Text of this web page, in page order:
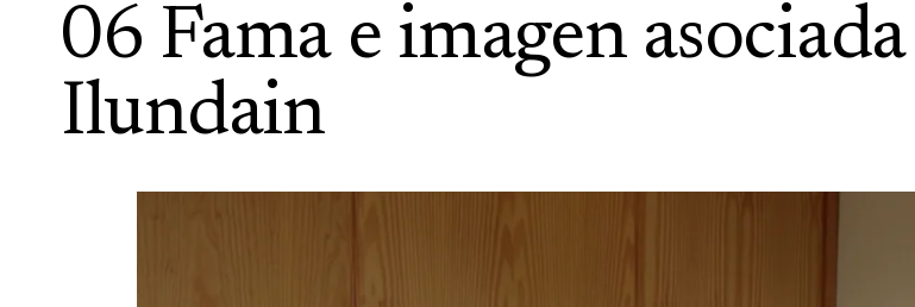
06 Fama e imagen
Ilundain